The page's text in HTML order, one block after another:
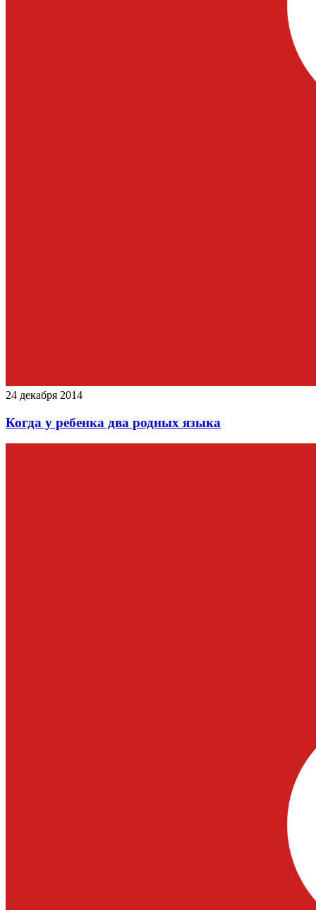
24 декабря 2014
Когда у ребенка два родных языка